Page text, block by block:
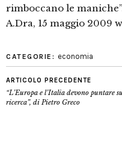
rimboccano le
A.Dra, 15 maggio 2009
CATEGORIE: economia
ARTICOLO PRECEDENTE
“L’Europa e l’Italia devono puntare
ricerca”, di Pietro Greco